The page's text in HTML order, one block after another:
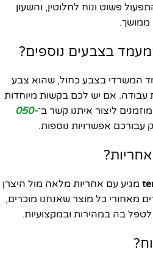
פשוט ונוח לחלוטין, והשעון
ממושך.
בצבעים נוספים?
המשרדי בצבע כחול, שהוא צבע
עבודה. אם יש לכם בקשות מיוחדות
ליצור איתנו קשר ב־050-
עבורכם אפשרויות נוספות.
מגיע עם אחריות מלאה מול היצרן
מאחורי כל מוצר שאנחנו מוכרים,
בה במהירות ובמקצועיות.